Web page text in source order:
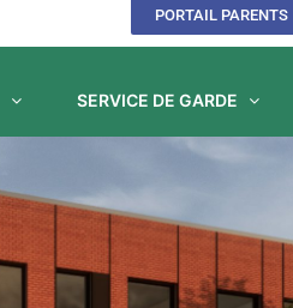
PORTAIL PARENTS
SERVICE DE GARDE